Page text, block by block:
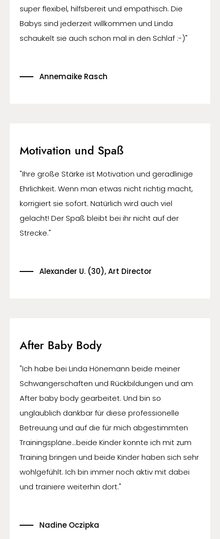
super flexibel, hilfsbereit und empathisch. Die
Babys sind jederzeit willkommen und Linda
schaukelt sie auch schon mal in den Schlaf :-)"
Annemaike Rasch
Motivation und Spaß
"Ihre große Stärke ist Motivation und geradlinige
Ehrlichkeit. Wenn man etwas nicht richtig macht,
korrigiert sie sofort. Natürlich wird auch viel
gelacht! Der Spaß bleibt bei ihr nicht auf der
Strecke."
Alexander U. (30), Art Director
After Baby Body
"Ich habe bei Linda Hönemann beide meiner
Schwangerschaften und Rückbildungen und am
After baby body gearbeitet. Und bin so
unglaublich dankbar für diese professionelle
Betreuung und auf die für mich abgestimmten
Trainingspläne...beide Kinder konnte ich mit zum
Training bringen und beide Kinder haben sich sehr
wohlgefühlt. Ich bin immer noch aktiv mit dabei
und trainiere weiterhin dort."
Nadine Oczipka